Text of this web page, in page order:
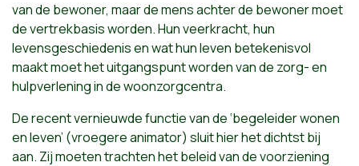
van de bewoner, maar de mens achter de bewoner moet
de vertrekbasis worden. Hun veerkracht, hun
levensgeschiedenis en wat hun leven betekenisvol
maakt moet het uitgangspunt worden van de zorg- en
hulpverlening in de woonzorgcentra.
De recent vernieuwde functie van de ‘begeleider wonen
en leven’ (vroegere animator) sluit hier het dichtst bij
aan. Zij moeten trachten het beleid van de voorziening